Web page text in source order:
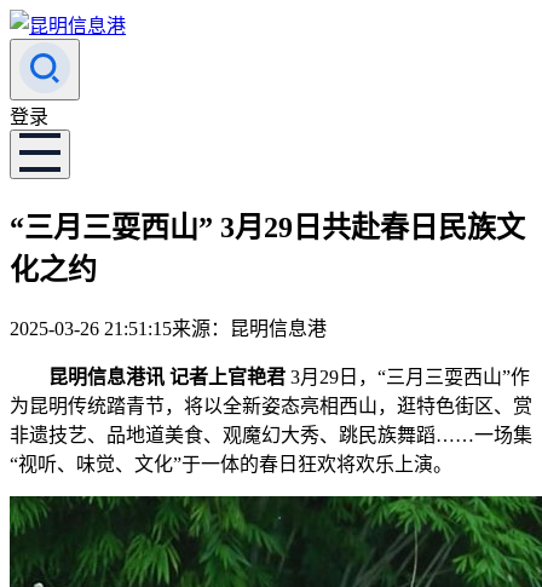
登录
“三月三耍西山” 3月29日共赴春日民族文
化之约
2025-03-26 21:51:15来源：昆明信息港
昆明信息港讯 记者上官艳君 3月29日，“三月三耍西山”作
为昆明传统踏青节，将以全新姿态亮相西山，逛特色街区、赏
非遗技艺、品地道美食、观魔幻大秀、跳民族舞蹈……一场集
“视听、味觉、文化”于一体的春日狂欢将欢乐上演。